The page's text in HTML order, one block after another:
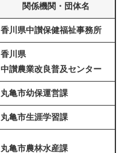
関係機関・団体名
香川県中讃保健福祉事務所
香川県
中讃農業改良普及センター
丸亀市幼保運営課
丸亀市生涯学習課
丸亀市農林水産課